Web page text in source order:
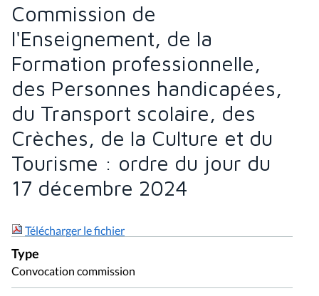
Commission de
l'Enseignement, de la
Formation professionnelle,
des Personnes handicapées,
du Transport scolaire, des
Crèches, de la Culture et du
Tourisme : ordre du jour du
17 décembre 2024
Télécharger le fichier
Type
Convocation commission